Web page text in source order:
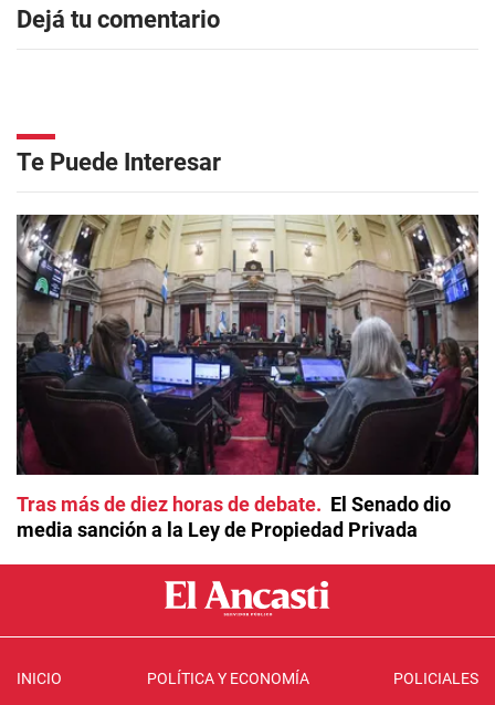
Dejá tu comentario
Te Puede Interesar
Tras más de diez horas de debate
El Senado dio
media sanción a la Ley de Propiedad Privada
INICIO POLÍTICA Y ECONOMÍA POLICIALES